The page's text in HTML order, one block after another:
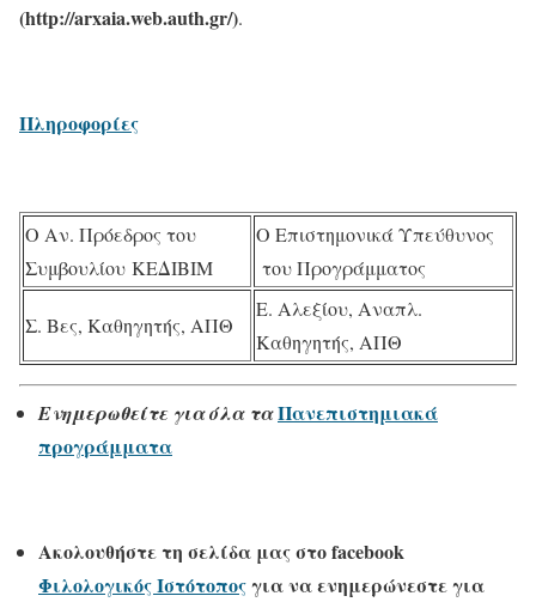
(http://arxaia.web.auth.gr/).
Πληροφορίες
Ο Αν. Πρόεδρος του
Συμβουλίου ΚΕΔΙΒΙΜ
O Επιστημονικά Υπεύθυνος
του Προγράμματος
Σ. Βες, Καθηγητής, ΑΠΘ
Ε. Αλεξίου, Αναπλ.
Καθηγητής, ΑΠΘ
Ενημερωθείτε για όλα ταΠανεπιστημιακά
προγράμματα
Ακολουθήστε τη σελίδα μας στοfacebook
Φιλολογικός Ιστότοποςγια να ενημερώνεστε για